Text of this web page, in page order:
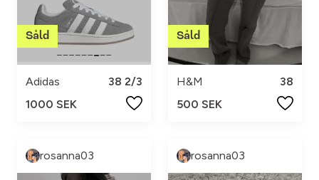
Adidas
38 2/3
1000 SEK
H&M
38
500 SEK
rosanna03 rosanna03